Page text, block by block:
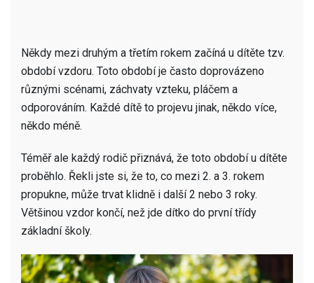
Někdy mezi druhým a třetím rokem začíná u dítěte tzv.
období vzdoru. Toto období je často doprovázeno
různými scénami, záchvaty vzteku, pláčem a
odporováním. Každé dítě to projevu jinak, někdo více,
někdo méně.
Téměř ale každý rodič přiznává, že toto období u dítěte
proběhlo. Řekli jste si, že to, co mezi 2. a 3. rokem
propukne, může trvat klidně i další 2 nebo 3 roky.
Většinou vzdor končí, než jde dítko do první třídy
základní školy.